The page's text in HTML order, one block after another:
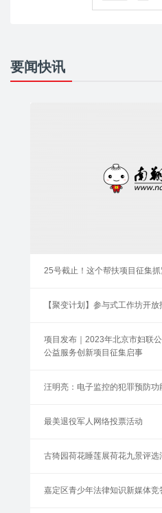
要闻快讯
25号截止！这个帮扶项目征集抓
【聚变计划】参与式工作坊开放
项目发布｜2023年北京市妇联
公益服务创新项目征集启事
汪明亮：电子监控的犯罪预防功
最美退役军人网络投票活动
古猗园荷花睡莲展荷花九景评选
嘉定区青少年法律知识新媒体竞